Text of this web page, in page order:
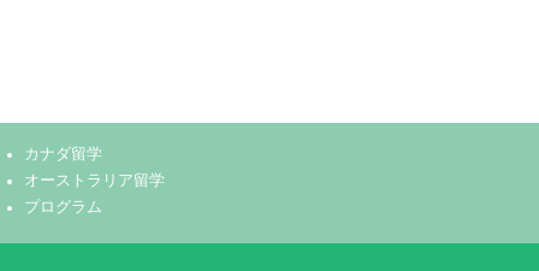
カナダ留学
オーストラリア留学
プログラム